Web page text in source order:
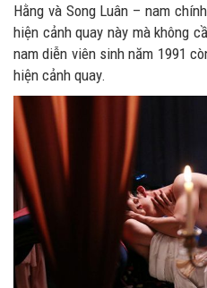
Hằng và Song Luân – nam
hiện cảnh quay này mà không
nam diễn viên sinh năm 1991
hiện cảnh quay.